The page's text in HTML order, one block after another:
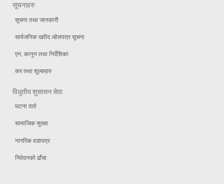
सूचनाहरु
सूचना तथा जानकारी
सार्वजनिक खरीद /बोलपत्र सूचना
एन, कानुन तथा निर्देशिका
कर तथा शुल्कहरु
विधुतीय शुसासन सेवा
घटना दर्ता
सामाजिक सुरक्षा
नागरिक वडापत्र
निवेदनको ढाँचा